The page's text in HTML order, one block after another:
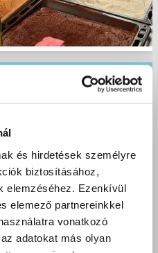
és hirdetések személyre
biztosításához,
elemzéséhez. Ezenkívül
elemező partnereinkkel
vonatkozó
adatokat más olyan
Kisvárdán – Új